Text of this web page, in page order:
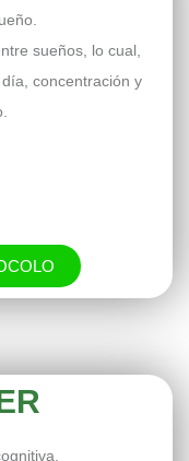
sueños, lo cual,
concentración y